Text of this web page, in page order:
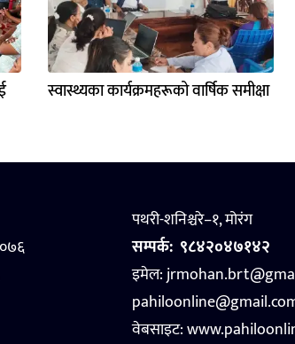
स्वास्थ्यका कार्यक्रमहरूको वार्षिक समीक्षा
पथरी-शनिश्चरे–१, मोरंग
सम्पर्क: ९८४२०४७१४२
इमेल:
वेबसाइट: